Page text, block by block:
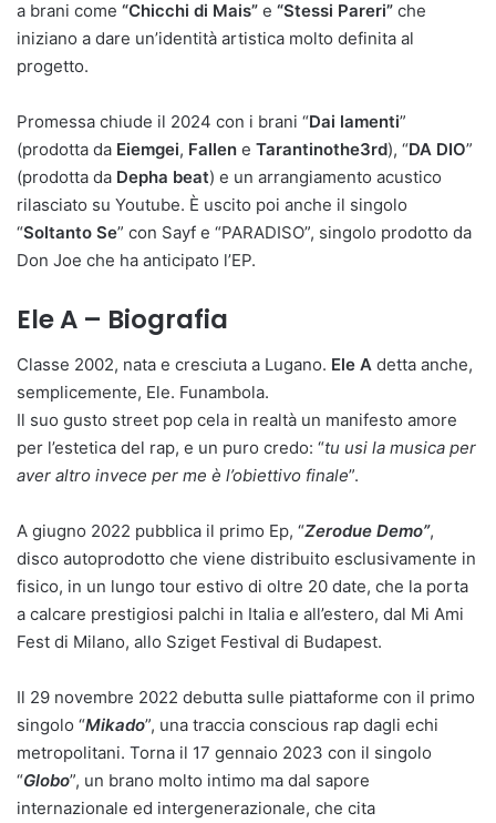
a brani come “Chicchi di Mais” e “Stessi Pareri” che
iniziano a dare un’identità artistica molto definita al
progetto.
Promessa chiude il 2024 con i brani “Dai lamenti”
(prodotta da Eiemgei, Fallen e Tarantinothe3rd), “DA DIO”
(prodotta da Depha beat) e un arrangiamento acustico
rilasciato su Youtube. È uscito poi anche il singolo
“Soltanto Se” con Sayf e “PARADISO”, singolo prodotto da
Don Joe che ha anticipato l’EP.
Ele A – Biografia
Classe 2002, nata e cresciuta a Lugano. Ele A detta anche,
semplicemente, Ele. Funambola.
Il suo gusto street pop cela in realtà un manifesto amore
per l’estetica del rap, e un puro credo: “tu usi la musica per
aver altro invece per me è l’obiettivo finale”.
A giugno 2022 pubblica il primo Ep, “Zerodue Demo”,
disco autoprodotto che viene distribuito esclusivamente in
fisico, in un lungo tour estivo di oltre 20 date, che la porta
a calcare prestigiosi palchi in Italia e all’estero, dal Mi Ami
Fest di Milano, allo Sziget Festival di Budapest.
Il 29 novembre 2022 debutta sulle piattaforme con il primo
singolo “Mikado”, una traccia conscious rap dagli echi
metropolitani. Torna il 17 gennaio 2023 con il singolo
“Globo”, un brano molto intimo ma dal sapore
internazionale ed intergenerazionale, che cita